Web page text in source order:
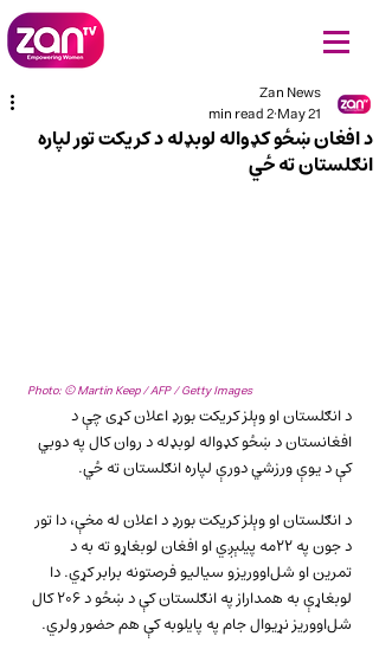
د افغان ښځو کډواله لوبډله د کریکت تور لپاره
انګلستان ته ځي
Zan News
May 21
2 min read
Photo: © Martin Keep / AFP / Getty Images
د انګلستان او وېلز کریکت بورډ اعلان کړی چې د
افغانستان د ښځو کډواله لوبډله د روان کال په دوبي
کې د یوې ورزشي دورې لپاره انګلستان ته ځي.
د انګلستان او وېلز کریکت بورډ د اعلان له مخې، دا تور
د جون په ۲۲مه پیلېږي او افغان لوبغاړو ته به د
تمرین او شل‌اووریزو سیالیو فرصتونه برابر کړي. دا
لوبغاړې به همداراز په انګلستان کې د ښځو د ۲۰۶ کال
شل‌اووریز نړیوال جام په پایلوبه کې هم حضور ولري.